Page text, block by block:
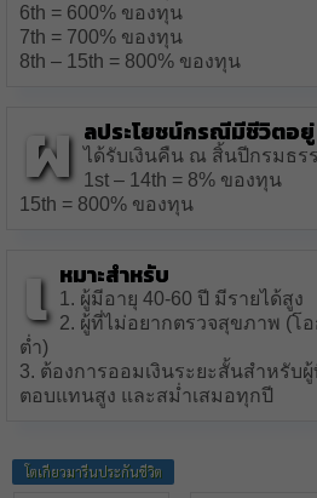
6th = 600% ของทุน
7th = 700% ของทุน
8th – 15th = 800% ของทุน
ผ ลประโยชน์กรณีมีชีวิตอยู่
ได้รับเงินคืน ณ สิ้นปีกรมธร
1st – 14th = 8% ของทุน
15th = 800% ของทุน
เ หมาะสำหรับ
1. ผู้มีอายุ 40-60 ปี มีรายได้สูง
2. ผู้ที่ไม่อยากตรวจสุขภาพ (โ
ต่ำ)
3. ต้องการออมเงินระยะสั้นสำหรับ
ตอบแทนสูง และสม่ำเสมอทุกปี
โตเกียวมารีนประกันชีวิต